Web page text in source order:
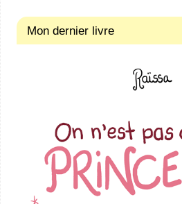
Mon dernier livre